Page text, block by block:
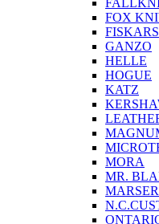
FOX
FISKARS
GANZO
HELLE
HOGUE
KATZ
MORA
MR.